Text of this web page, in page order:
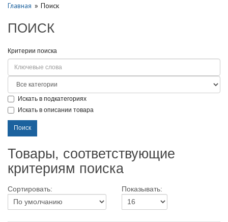
Главная Поиск
ПОИСК
Критерии поиска
Искать в подкатегориях
Искать в описании товара
Товары, соответствующие
критериям поиска
Сортировать: Показывать: